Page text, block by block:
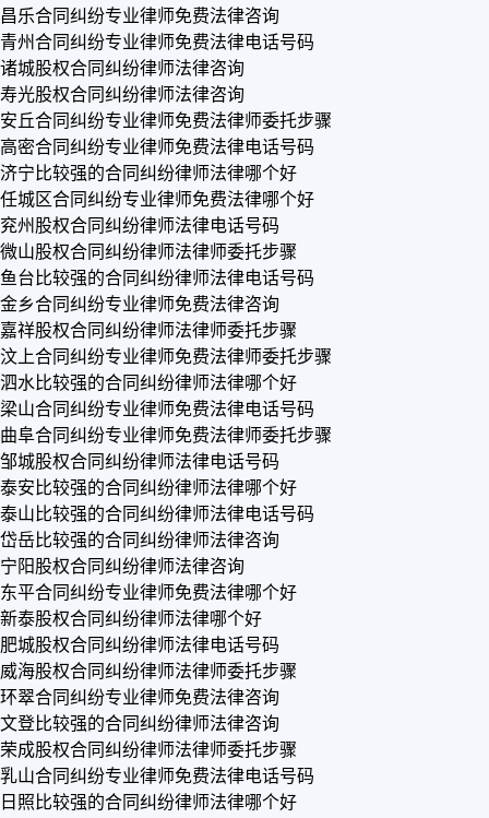
昌乐合同纠纷专业律师免费法律咨询
青州合同纠纷专业律师免费法律电话号码
诸城股权合同纠纷律师法律咨询
寿光股权合同纠纷律师法律咨询
安丘合同纠纷专业律师免费法律师委托步骤
高密合同纠纷专业律师免费法律电话号码
济宁比较强的合同纠纷律师法律哪个好
任城区合同纠纷专业律师免费法律哪个好
兖州股权合同纠纷律师法律电话号码
微山股权合同纠纷律师法律师委托步骤
鱼台比较强的合同纠纷律师法律电话号码
金乡合同纠纷专业律师免费法律咨询
嘉祥股权合同纠纷律师法律师委托步骤
汶上合同纠纷专业律师免费法律师委托步骤
泗水比较强的合同纠纷律师法律哪个好
梁山合同纠纷专业律师免费法律电话号码
曲阜合同纠纷专业律师免费法律师委托步骤
邹城股权合同纠纷律师法律电话号码
泰安比较强的合同纠纷律师法律哪个好
泰山比较强的合同纠纷律师法律电话号码
岱岳比较强的合同纠纷律师法律咨询
宁阳股权合同纠纷律师法律咨询
东平合同纠纷专业律师免费法律哪个好
新泰股权合同纠纷律师法律哪个好
肥城股权合同纠纷律师法律电话号码
威海股权合同纠纷律师法律师委托步骤
环翠合同纠纷专业律师免费法律咨询
文登比较强的合同纠纷律师法律咨询
荣成股权合同纠纷律师法律师委托步骤
乳山合同纠纷专业律师免费法律电话号码
日照比较强的合同纠纷律师法律哪个好